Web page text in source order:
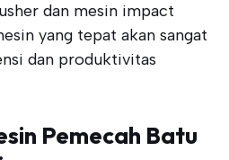
dan mesin impact
yang tepat akan sangat
dan produktivitas
Pemecah Batu